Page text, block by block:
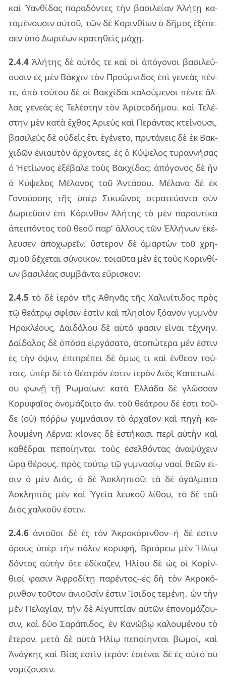
καὶ Ὑαν­θί­δας πα­ρα­δόν­τες τὴν βα­σι­λεί­αν Ἀλήτῃ κα­
τα­μέ­νου­σιν αὐ­τοῦ, τῶν δὲ Κοριν­θί­ων ὁ δῆ­μος ἐξέ­πε­
σεν ὑπὸ Δωριέ­ων κρα­τη­θεὶς μάχῃ.
2.4.4 Ἀλή­της δὲ αὐ­τός τε καὶ οἱ ἀπό­γο­νοι βα­σι­λεύ­
ου­σιν ἐς μὲν Βάκ­χιν τὸν Πρού­μνι­δος ἐπὶ γε­νε­ὰς πέν­
τε, ἀπὸ τού­του δὲ οἱ Βακ­χί­δαι κα­λού­με­νοι πέν­τε ἄλ­
λας γε­νε­ὰς ἐς Τελέ­στην τὸν Ἀρι­στο­δή­μου. καὶ Τελέ­
στην μὲν κατὰ ἔχθος Ἀριεὺς καὶ Περάν­τας κτεί­νου­σι,
βα­σι­λεὺς δὲ οὐ­δεὶς ἔτι ἐγέ­νε­το, πρυ­τά­νεις δὲ ἐκ Βακ­
χι­δῶν ἐνιαυ­τὸν ἄρ­χον­τες, ἐς ὃ Κύψε­λος τυ­ραν­νή­σας
ὁ Ἠετί­ω­νος ἐξέ­βα­λε τοὺς Βακ­χί­δας: ἀπό­γο­νος δὲ ἦν
ὁ Κύψε­λος Μέλα­νος τοῦ Ἀντά­σου. Μέλα­να δὲ ἐκ
Γονούσ­σης τῆς ὑπὲρ Σικυῶ­νος στρα­τεύ­ον­τα σὺν
Δωριεῦ­σιν ἐπὶ Κόριν­θον Ἀλή­της τὸ μὲν πα­ραυ­τί­κα
ἀπει­πόν­τος τοῦ θεοῦ παρ’ ἄλ­λους τῶν Ἑλλή­νων ἐκέ­
λευ­σεν ἀπο­χω­ρεῖν, ὕστε­ρον δὲ ἁμαρ­τὼν τοῦ χρη­
σμοῦ δέ­χε­ται σύ­νοι­κον. τοιαῦ­τα μὲν ἐς τοὺς Κοριν­θί­
ων βα­σι­λέ­ας συμ­βάν­τα εὕ­ρι­σκον:
2.4.5 τὸ δὲ ἱε­ρὸν τῆς Ἀθη­νᾶς τῆς Χαλι­νί­τι­δος πρὸς
τῷ θε­ά­τρῳ σφί­σιν ἐστὶν καὶ πλη­σί­ον ξό­α­νον γυ­μνὸν
Ἡρα­κλέ­ους, Δαι­δά­λου δὲ αὐτό φα­σιν εἶ­ναι τέ­χνην.
Δαί­δα­λος δὲ ὁπό­σα εἰρ­γά­σα­το, ἀτο­πώ­τε­ρα μέν ἐστιν
ἐς τὴν ὄψιν, ἐπι­πρέ­πει δὲ ὅμως τι καὶ ἔν­θε­ον τού­
τοις. ὑπὲρ δὲ τὸ θέ­α­τρόν ἐστιν ἱε­ρὸν Διὸς Καπε­τω­λί­
ου φωνῇ τῇ Ῥωμαί­ων: κατὰ Ἑλλά­δα δὲ γλῶσ­σαν
Κορυ­φαῖ­ος ὀνο­μά­ζοι­το ἄν. τοῦ θε­ά­τρου δέ ἐστι τοῦ­
δε (οὐ) πόῤ­ῥω γυ­μνά­σιον τὸ ἀρ­χαῖ­ον καὶ πηγὴ κα­
λου­μέ­νη Λέρνα: κί­ο­νες δὲ ἑστή­κα­σι περὶ αὐ­τὴν καὶ
κα­θέ­δραι πε­ποί­ην­ται τοὺς ἐσελ­θόν­τας ἀνα­ψύ­χειν
ὥρᾳ θέ­ρους. πρὸς τού­τῳ τῷ γυ­μνα­σίῳ ναοὶ θεῶν εἰ­
σιν ὁ μὲν Διός, ὁ δὲ Ἀσκλη­πιοῦ: τὰ δὲ ἀγάλ­μα­τα
Ἀσκλη­πιὸς μὲν καὶ Ὑγεία λευ­κοῦ λί­θου, τὸ δὲ τοῦ
Διὸς χαλ­κοῦν ἐστιν.
2.4.6 ἀνιοῦ­σι δὲ ἐς τὸν Ἀκρο­κό­ριν­θον--ἡ δέ ἐστιν
ὄρους ὑπὲρ τὴν πό­λιν κο­ρυ­φή, Βριά­ρεω μὲν Ἡλίῳ
δόν­τος αὐ­τὴν ὅτε ἐδί­κα­ζεν, Ἡλίου δὲ ὡς οἱ Κορίν­
θιοί φα­σιν Ἀφρο­δί­τῃ πα­ρέν­τος--ἐς δὴ τὸν Ἀκρο­κό­
ριν­θον τοῦ­τον ἀνιοῦ­σίν ἐστιν Ἴσι­δος τε­μέ­νη, ὧν τὴν
μὲν Πελα­γί­αν, τὴν δὲ Αἰγυ­πτί­αν αὐ­τῶν ἐπο­νο­μά­ζου­
σιν, καὶ δύο Σαρά­πι­δος, ἐν Κανώ­βῳ κα­λου­μέ­νου τὸ
ἕτε­ρον. μετὰ δὲ αὐτὰ Ἡλίῳ πε­ποί­ην­ται βω­μοί, καὶ
Ἀνάγ­κης καὶ Βίας ἐστὶν ἱε­ρόν: ἐσιέ­ναι δὲ ἐς αὐτὸ οὐ
νο­μί­ζου­σιν.